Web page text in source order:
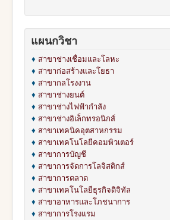
แผนกวิชา
♦ สาขาช่างเชื่อมและโลหะ
♦ สาขาก่อสร้างและโยธา
♦ สาขากลโรงงาน
♦ สาขาช่างยนต์
♦ สาขาช่างไฟฟ้ากำลัง
♦ สาขาช่างอิเล็กทรอนิกส์
♦ สาขาเทคนิคอุตสาหกรรม
♦ สาขาเทคโนโลยีคอมพิวเตอร์
♦ สาขาการบัญชี
♦ สาขาการจัดการโลจิสติกส์
♦ สาขาการตลาด
♦ สาขาเทคโนโลยีธุรกิจดิจิทัล
♦ สาขาอาหารและโภชนาการ
♦ สาขาการโรงแรม